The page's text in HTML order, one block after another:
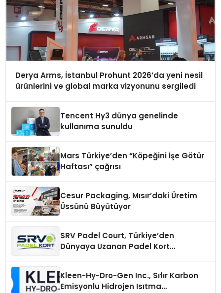
Derya Arms, İstanbul Prohunt 2026’da yeni nesil
ürünlerini ve global marka vizyonunu sergiledi
Tencent Hy3 dünya genelinde
kullanıma sunuldu
Mars Türkiye’den “Köpeğini İşe Götür
Haftası” çağrısı
Cesur Packaging, Mısır’daki Üretim
Üssünü Büyütüyor
SRV Padel Court, Türkiye’den
Dünyaya Uzanan Padel Kort
Kleen-Hy-Dro-Gen Inc., Sıfır Karbon
Emisyonlu Hidrojen Isıtma